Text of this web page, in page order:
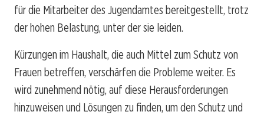
für die Mitarbeiter des Jugendamtes bereitgestellt, trotz
der hohen Belastung, unter der sie leiden.
Kürzungen im Haushalt, die auch Mittel zum Schutz von
Frauen betreffen, verschärfen die Probleme weiter. Es
wird zunehmend nötig, auf diese Herausforderungen
hinzuweisen und Lösungen zu finden, um den Schutz und